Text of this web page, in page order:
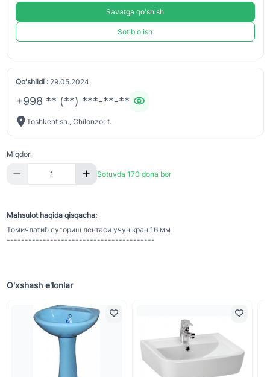
Savatga qo'shish
Sotib olish
Qo'shildi :29.05.2024
+998 ** (**) ***-**-**
Toshkent sh., Chilonzor t.
Miqdori
Sotuvda 170 dona bor
Mahsulot haqida qisqacha:
Томичлатиб сугориш лентаси учун кран 16 мм
-----------------------------------------
O'xshash e'lonlar